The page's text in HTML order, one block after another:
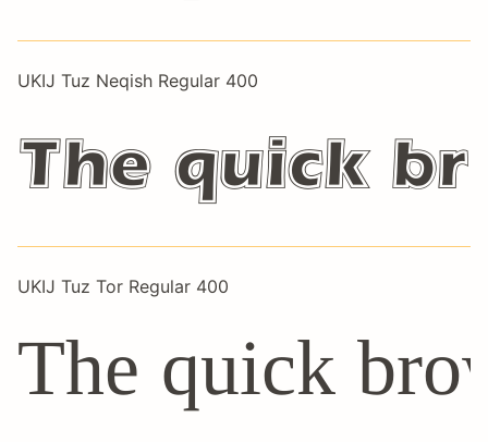
UKIJ Tuz Neqish Regular 400
The quick
UKIJ Tuz Tor Regular 400
The quick